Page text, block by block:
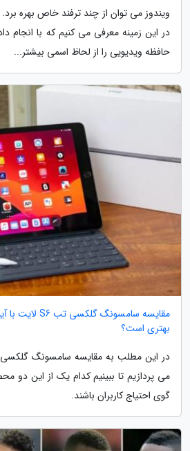
ویندوز می توان از چند ترفند خاص بهره برد.
در این زمینه معرفی می کنیم که با انجام
حافظه ویدیویی را از لحاظ اسمی بیشتر...
بهتری است؟
می پردازیم تا ببینیم کدام یک از این دو
گوی احتیاج کاربران باشند.